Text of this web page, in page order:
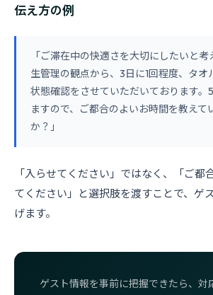
伝え方の例
「ご滞在中の快適さを大切にしたいと
生管理の観点から、3日に1回程度、タオ
状態確認をさせていただいております。
ますので、ご都合のよいお時間を教えて
か？」
「入らせてください」ではなく、「ご都
てください」と選択肢を渡すことで、ゲ
げます。
ゲスト情報を事前に把握できたら、対